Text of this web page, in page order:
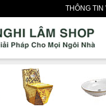
THÔNG TIN